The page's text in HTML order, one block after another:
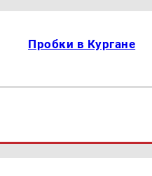
Пробки в Кургане